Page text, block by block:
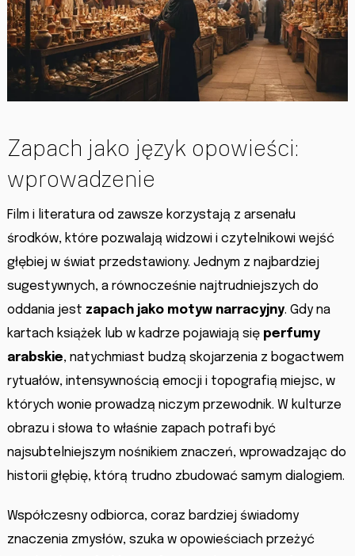
Zapach jako język opowieści:
wprowadzenie
Film i literatura od zawsze korzystają z arsenału
środków, które pozwalają widzowi i czytelnikowi wejść
głębiej w świat przedstawiony. Jednym z najbardziej
sugestywnych, a równocześnie najtrudniejszych do
oddania jest zapach jako motyw narracyjny. Gdy na
kartach książek lub w kadrze pojawiają się perfumy
arabskie, natychmiast budzą skojarzenia z bogactwem
rytuałów, intensywnością emocji i topografią miejsc, w
których wonie prowadzą niczym przewodnik. W kulturze
obrazu i słowa to właśnie zapach potrafi być
najsubtelniejszym nośnikiem znaczeń, wprowadzając do
historii głębię, którą trudno zbudować samym dialogiem.
Współczesny odbiorca, coraz bardziej świadomy
znaczenia zmysłów, szuka w opowieściach przeżyć